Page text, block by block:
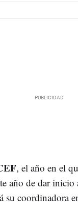
, el año en el
año de dar inicio
su coordinadora